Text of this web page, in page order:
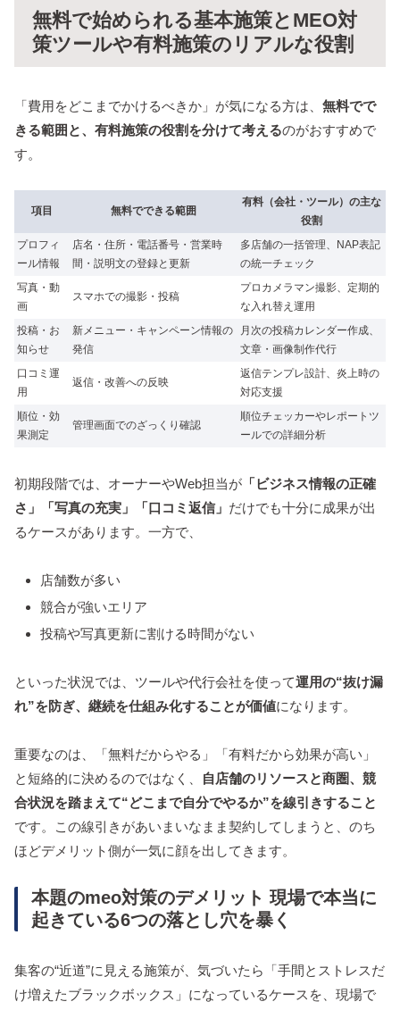
無料で始められる基本施策とMEO対
策ツールや有料施策のリアルな役割
「費用をどこまでかけるべきか」が気になる方は、 無料でで
きる範囲と、有料施策の役割を分けて考えるのがおすすめで
す。
項目 無料でできる範囲
有料（会社・ツール）の主な
役割
プロフィ
ール情報
店名・住所・電話番号・営業時
間・説明文の登録と更新
多店舗の一括管理、NAP表記
の統一チェック
写真・動
画
スマホでの撮影・投稿
プロカメラマン撮影、定期的
な入れ替え運用
投稿・お
知らせ
新メニュー・キャンペーン情報の
発信
月次の投稿カレンダー作成、
文章・画像制作代行
口コミ運
用
返信・改善への反映
返信テンプレ設計、炎上時の
対応支援
順位・効
果測定
管理画面でのざっくり確認
順位チェッカーやレポートツ
ールでの詳細分析
初期段階では、オーナーやWeb担当が 「ビジネス情報の正確
さ」「写真の充実」「口コミ返信」 だけでも十分に成果が出
るケースがあります。一方で、
店舗数が多い
競合が強いエリア
投稿や写真更新に割ける時間がない
といった状況では、ツールや代行会社を使って運用の“抜け漏
れ”を防ぎ、継続を仕組み化することが価値になります。
重要なのは、「無料だからやる」「有料だから効果が高い」
と短絡的に決めるのではなく、
自店舗のリソースと商圏、競
合状況を踏まえて“どこまで自分でやるか”を線引きすること
です。この線引きがあいまいなまま契約してしまうと、のち
ほどデメリット側が一気に顔を出してきます。
本題のmeo対策のデメリット 現場で本当に
起きている6つの落とし穴を暴く
集客の“近道”に見える施策が、気づいたら「手間とストレスだ
け増えたブラックボックス」になっているケースを、現場で